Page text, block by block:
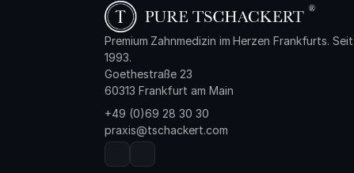
Premium Zahnmedizin im Herzen Frankfurts. Seit
1993.
Goethestraße 23
60313 Frankfurt am Main
+49 (0)69 28 30 30
praxis@tschackert.com